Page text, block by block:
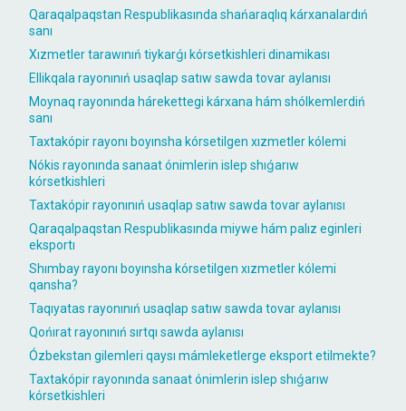
Qaraqalpaqstan Respublikasında shańaraqlıq kárxanalardıń
sanı
Xızmetler tarawınıń tiykarǵı kórsetkishleri dinamikası
Ellikqala rayonınıń usaqlap satıw sawda tovar aylanısı
Moynaq rayonında hárekettegi kárxana hám shólkemlerdiń
sanı
Taxtakópir rayonı boyınsha kórsetilgen xızmetler kólemi
Nókis rayonında sanaat ónimlerin islep shıǵarıw
kórsetkishleri
Taxtakópir rayonınıń usaqlap satıw sawda tovar aylanısı
Qaraqalpaqstan Respublikasında miywe hám palız eginleri
eksportı
Shımbay rayonı boyınsha kórsetilgen xızmetler kólemi
qansha?
Taqıyatas rayonınıń usaqlap satıw sawda tovar aylanısı
Qońırat rayonınıń sırtqı sawda aylanısı
Ózbekstan gilemleri qaysı mámleketlerge eksport etilmekte?
Taxtakópir rayonında sanaat ónimlerin islep shıǵarıw
kórsetkishleri